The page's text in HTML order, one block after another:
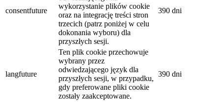
consentfuture
wykorzystanie plików cookie
oraz na integrację treści stron
trzecich (patrz poniżej w celu
dokonania wyboru) dla
przyszłych sesji.
390 dni
langfuture
Ten plik cookie przechowuje
wybrany przez
odwiedzającego język dla
przyszłych sesji, w przypadku,
gdy preferowane pliki cookie
zostały zaakceptowane.
390 dni